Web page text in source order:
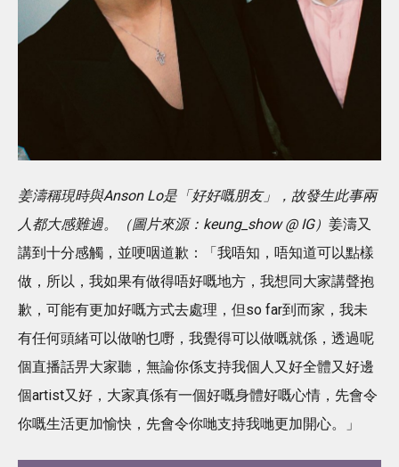
姜濤稱現時與Anson Lo是「好好嘅朋友」，故發生此事兩
人都大感難過。（圖片來源：keung_show @ IG） 姜濤又
講到十分感觸，並哽咽道歉：「我唔知，唔知道可以點樣
做，所以，我如果有做得唔好嘅地方，我想同大家講聲抱
歉，可能有更加好嘅方式去處理，但so far到而家，我未
有任何頭緒可以做啲乜嘢，我覺得可以做嘅就係，透過呢
個直播話畀大家聽，無論你係支持我個人又好全體又好邊
個artist又好，大家真係有一個好嘅身體好嘅心情，先會令
你嘅生活更加愉快，先會令你哋支持我哋更加開心。」